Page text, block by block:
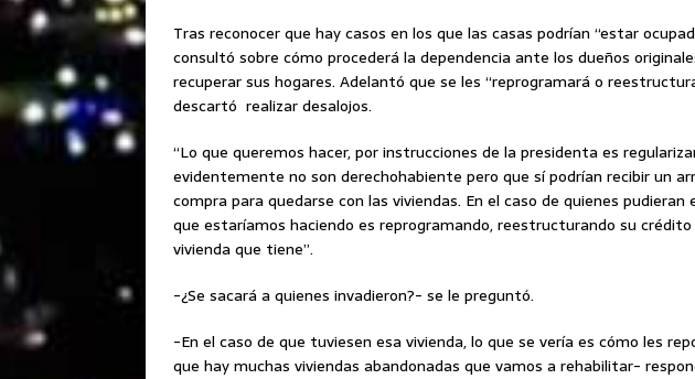
Tras reconocer que hay casos en los que las casas podrían “estar
consultó sobre cómo procederá la dependencia ante los dueños
recuperar sus hogares. Adelantó que se les “reprogramará o
descartó realizar desalojos.
“Lo que queremos hacer, por instrucciones de la presidenta es
evidentemente no son derechohabiente pero que sí podrían recibir un
compra para quedarse con las viviendas. En el caso de quienes
que estaríamos haciendo es reprogramando, reestructurando su
vivienda que tiene”.
-¿Se sacará a quienes invadieron?- se le preguntó.
-En el caso de que tuviesen esa vivienda, lo que se vería es cómo les
que hay muchas viviendas abandonadas que vamos a rehabilitar-